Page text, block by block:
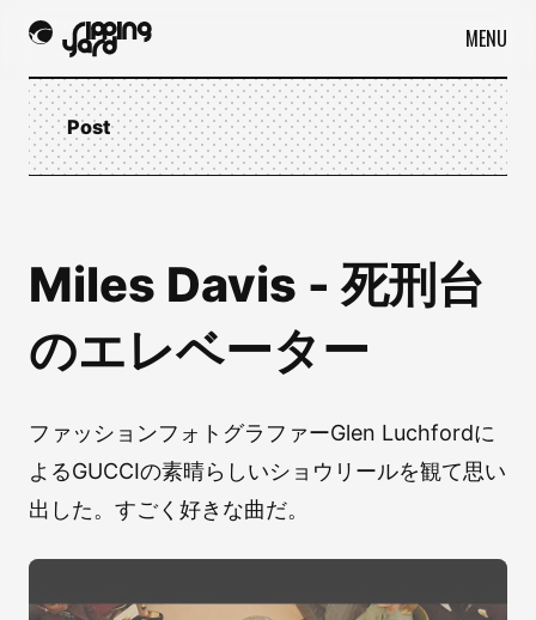
MENU
Post
Miles Davis - 死刑台
のエレベーター
ファッションフォトグラファーGlen Luchfordに
よるGUCCIの素晴らしいショウリールを観て思い
出した。すごく好きな曲だ。